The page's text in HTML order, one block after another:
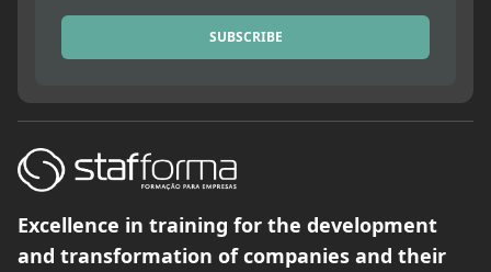
SUBSCRIBE
Excellence in training for the development
and transformation of companies and their